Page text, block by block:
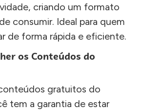
criando um formato
consumir. Ideal para quem
de forma rápida e eficiente.
os Conteúdos do
gratuitos do
tem a garantia de estar